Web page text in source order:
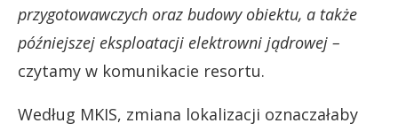
przygotowawczych oraz budowy obiektu, a także
późniejszej eksploatacji elektrowni jądrowej –
czytamy w komunikacie resortu.
Według MKIS, zmiana lokalizacji oznaczałaby